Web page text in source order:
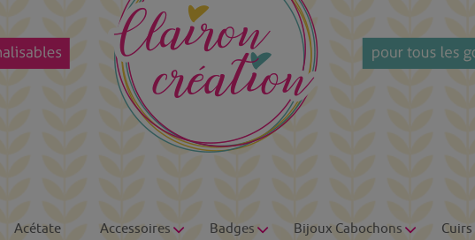
Acétate Accessoires Badges Bijoux Cabochons Cuirs